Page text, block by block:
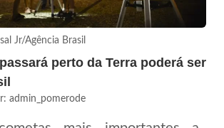
Jr/Agência Brasil
perto da Terra poderá ser
admin_pomerode